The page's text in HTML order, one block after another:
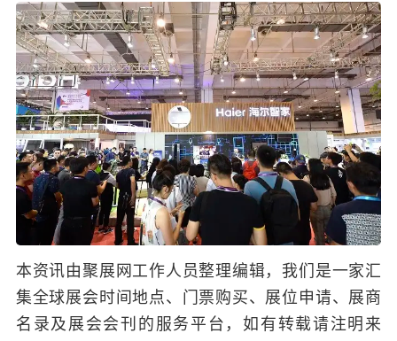
本资讯由聚展网工作人员整理编辑，我们是一家汇
集全球展会时间地点、门票购买、展位申请、展商
名录及展会会刊的服务平台，如有转载请注明来